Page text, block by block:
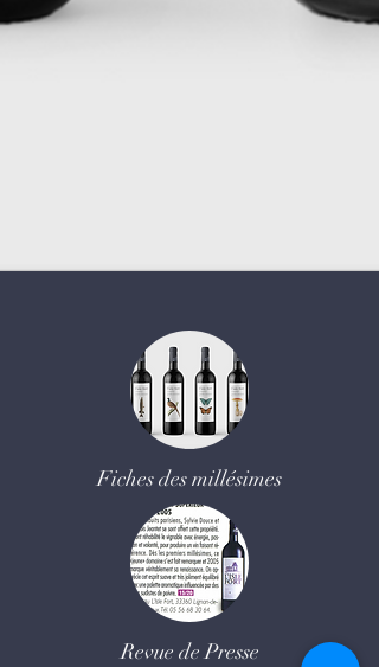
Fiches des millésimes
Revue de Presse